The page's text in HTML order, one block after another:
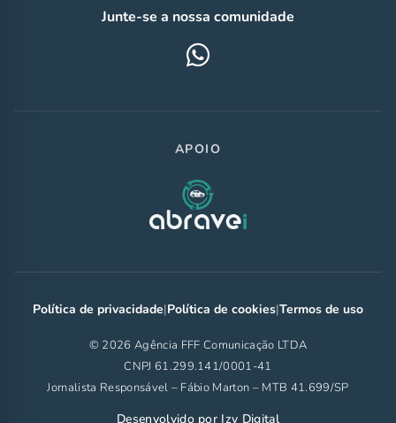
Junte-se a nossa comunidade
APOIO
Política de privacidade|Política de cookies|Termos de uso
© 2026 Agência FFF Comunicação LTDA
CNPJ 61.299.141/0001-41
Jornalista Responsável – Fábio Marton – MTB 41.699/SP
Desenvolvido por Izy Digital